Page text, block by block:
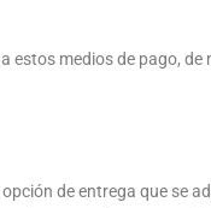
medios de pago,
de entrega que se